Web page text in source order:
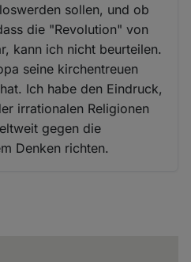
sollen, und ob
die "Revolution" von
kann ich nicht beurteilen.
seine kirchentreuen
Ich habe den Eindruck,
irrationalen Religionen
gegen die
Denken richten.